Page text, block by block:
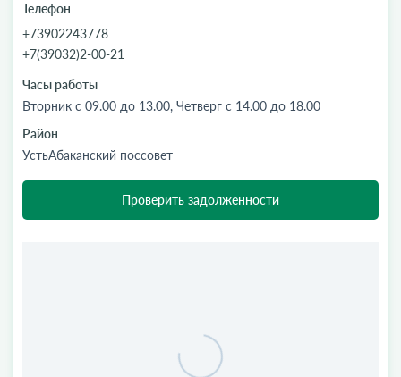
Телефон
+73902243778
+7(39032)2-00-21
Часы работы
Вторник с 09.00 до 13.00, Четверг с 14.00 до 18.00
Район
УстьАбаканский поссовет
Проверить задолженности